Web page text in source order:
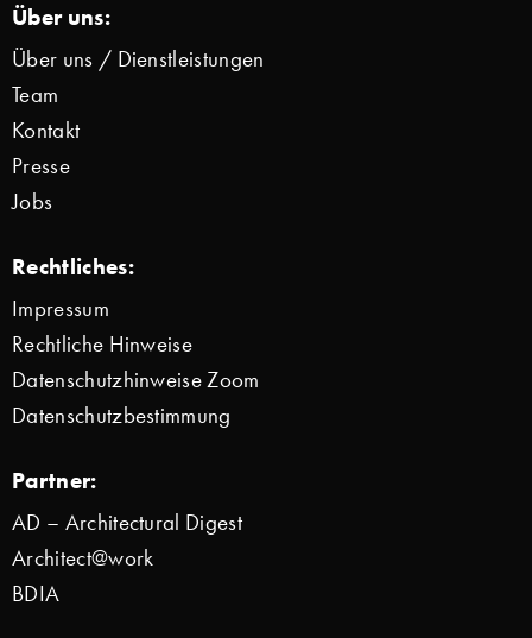
Über uns:
Über uns / Dienstleistungen
Team
Kontakt
Presse
Jobs
Rechtliches:
Impressum
Rechtliche Hinweise
Datenschutzhinweise Zoom
Datenschutzbestimmung
Partner:
AD – Architectural Digest
Architect@work
BDIA